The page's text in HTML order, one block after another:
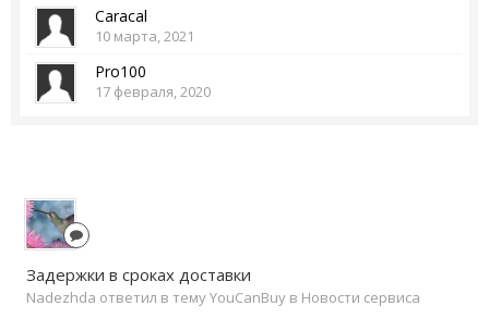
Caracal
10 марта, 2021
Pro100
17 февраля, 2020
Задержки в сроках доставки
Nadezhda ответил в тему YouCanBuy в Новости сервиса